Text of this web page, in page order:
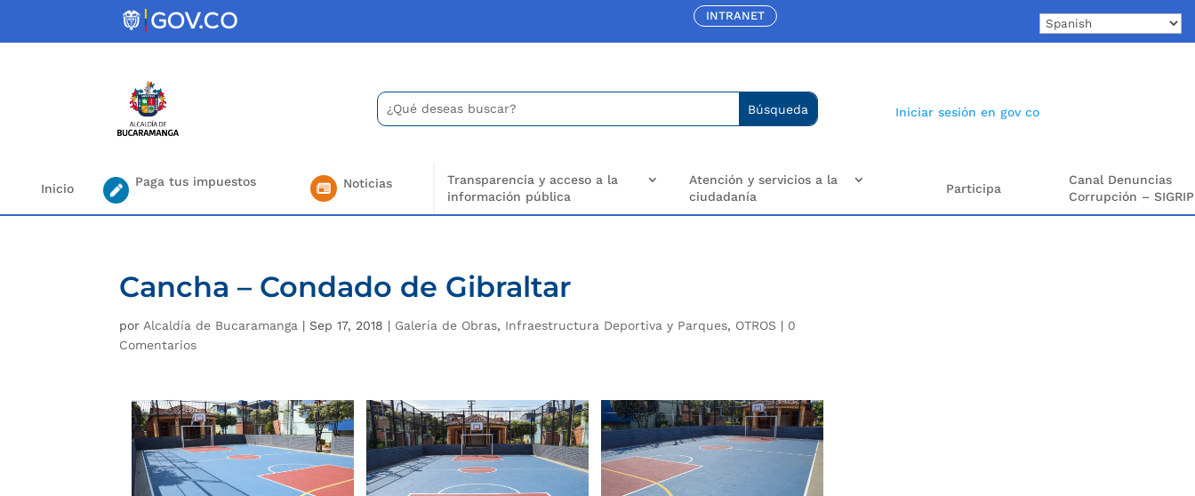
INTRANET
Buscar:
Search
for...
Iniciar sesión en gov co
Inicio Paga tus impuestos Noticias
Transparencia y acceso a la
información pública
Atención y servicios a la
ciudadanía
Participa
Canal Denuncias
Corrupción – SIGRIP
Cancha – Condado de Gibraltar
por Alcaldía de Bucaramanga | Sep 17, 2018 | Galería de Obras, Infraestructura Deportiva y Parques, OTROS | 0
Comentarios